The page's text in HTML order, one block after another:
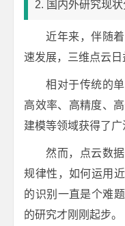
2. 国内外研究现
近年来，伴随
速发展，三维点云日
相对于传统的
高效率、高精度、
建模等领域获得了广
然而，点云数
规律性，如何运用
的识别一直是个难
的研究才刚刚起步。